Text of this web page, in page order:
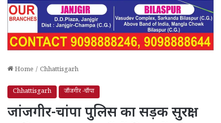
Home / Chhattisgarh
Chhattisgarh जाँजगीर -चाँपा
जांजगीर-चांपा पुलिस का सड़क सुरक्षा